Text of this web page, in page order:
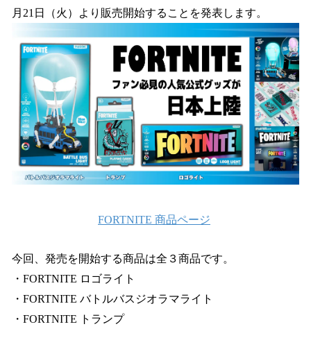
込
み
中
で
す
月21日（火）より販売開始することを発表します。
FORTNITE 商品ページ
今回、発売を開始する商品は全３商品です。
・FORTNITE ロゴライト
・FORTNITE バトルバスジオラマライト
・FORTNITE トランプ